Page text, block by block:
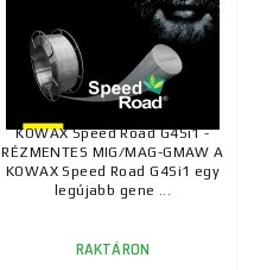
KOWAX Speed Road G4Si1 -
RÉZMENTES MIG/MAG-GMAW A
KOWAX Speed Road G4Si1 egy
legújabb gene ...
RAKTÁRON